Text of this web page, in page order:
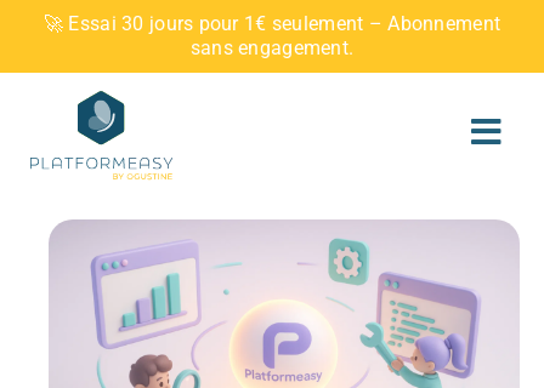
Skip
content
🚀 Essai 30 jours pour 1€ seulement – Abonnement
sans engagement.